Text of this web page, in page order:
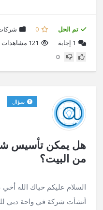
تم الحل 0
1 إجابة
121 مشاهدات
0
هل يمكن تأسيس
من البيت؟
سؤال
السلام عليكم حياك الله
أنشأت شركة في واحة دبي